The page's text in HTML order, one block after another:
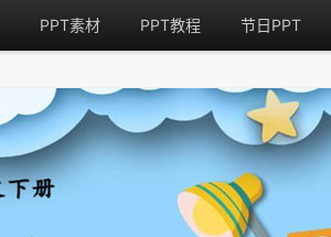
PPT素材 PPT教程 节日PPT